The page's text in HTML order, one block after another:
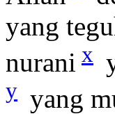
yang
nurani x
y yang